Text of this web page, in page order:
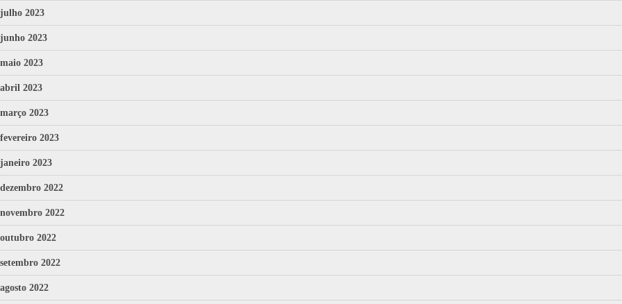
julho 2023
junho 2023
maio 2023
abril 2023
março 2023
fevereiro 2023
janeiro 2023
dezembro 2022
novembro 2022
outubro 2022
setembro 2022
agosto 2022